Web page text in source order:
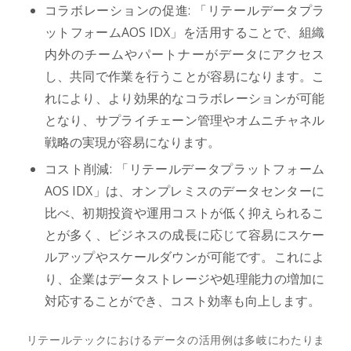
コラボレーションの促進: 「リテールデータプラ
ットフォームAOS IDX」を活用することで、組織
内外のチームやパートナーがデータにアクセス
し、共同で作業を行うことが容易になります。こ
れにより、より効果的なコラボレーションが可能
となり、サプライチェーン管理やオムニチャネル
戦略の実現が容易になります。
コスト削減: 「リテールデータプラットフォーム
AOS IDX」は、オンプレミスのデータセンターに
比べ、初期投資や運用コストが低く抑えられるこ
とが多く、ビジネスの成長に応じて容易にスケー
ルアップやスケールダウンが可能です。これによ
り、企業はデータストレージや処理能力の増加に
対応することができ、コスト効率も向上します。
リテールテックにおけるデータの活用例は多岐にわたりま